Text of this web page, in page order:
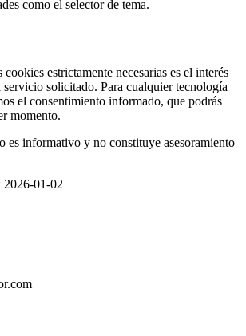
como el selector de tema.
estrictamente necesarias es el interés
solicitado. Para cualquier tecnología
el consentimiento informado, que podrás
momento.
es informativo y no constituye asesoramiento
2026-01-02